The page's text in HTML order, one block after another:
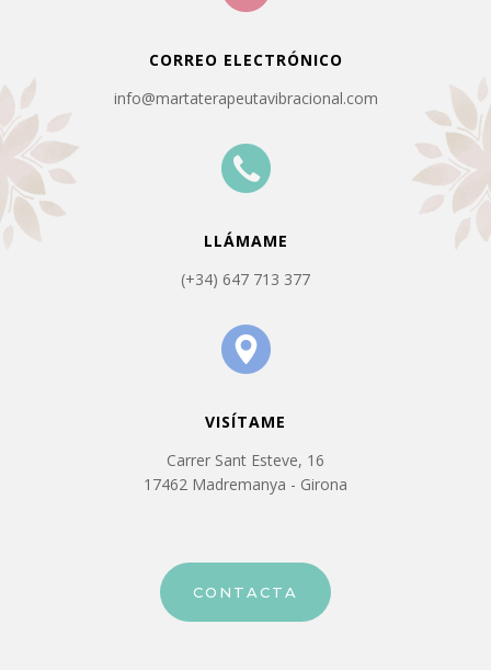
CORREO ELECTRÓNICO
info@martaterapeutavibracional.com
LLÁMAME
(+34) 647 713 377
VISÍTAME
Carrer Sant Esteve, 16
17462 Madremanya - Girona
CONTACTA